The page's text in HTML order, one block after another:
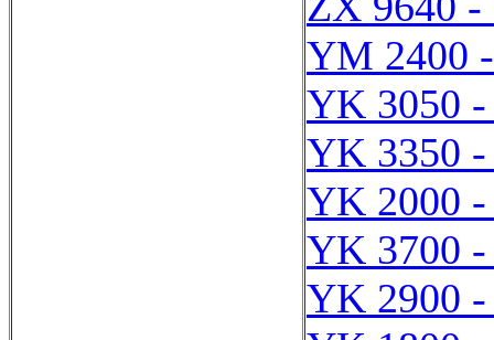
YM 2400
YK 3050
YK 3350
YK 2000
YK 3700
YK 2900